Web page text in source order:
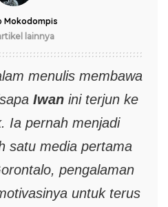
Mokodompis
lainnya
menulis membawa
Iwanini terjun ke
Ia pernah menjadi
satu media pertama
pengalaman
untuk terus